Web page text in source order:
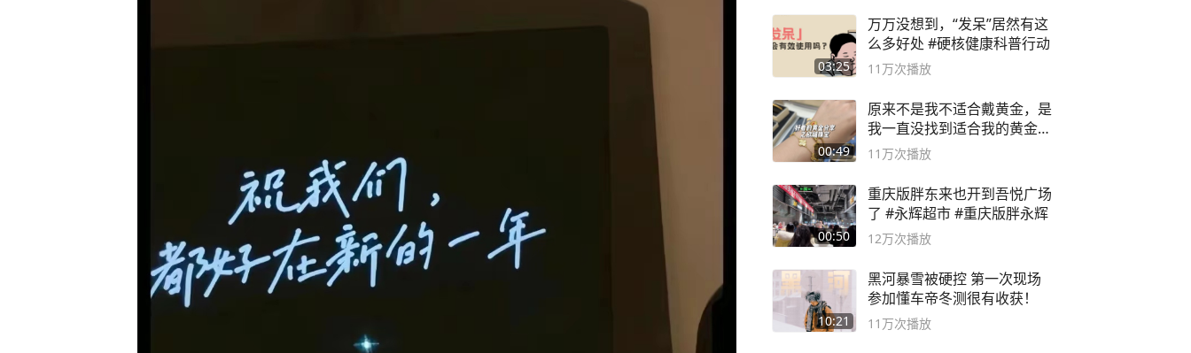
03:25
万万没想到，“发呆”居然有这
么多好处 #硬核健康科普行动
11万次播放
00:49
原来不是我不适合戴黄金，是
我一直没找到适合我的黄金
😭
11万次播放
00:50
重庆版胖东来也开到吾悦广场
了 #永辉超市 #重庆版胖永辉
12万次播放
10:21
黑河暴雪被硬控 第一次现场
参加懂车帝冬测很有收获！
11万次播放